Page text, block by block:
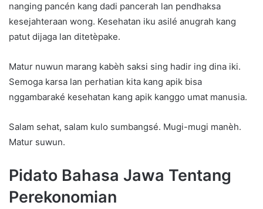
nanging pancén kang dadi pancerah lan pendhaksa
kesejahteraan wong. Kesehatan iku asilé anugrah kang
patut dijaga lan ditetèpake.
Matur nuwun marang kabèh saksi sing hadir ing dina iki.
Semoga karsa lan perhatian kita kang apik bisa
nggambaraké kesehatan kang apik kanggo umat manusia.
Salam sehat, salam kulo sumbangsé. Mugi-mugi manèh.
Matur suwun.
Pidato Bahasa Jawa Tentang
Perekonomian